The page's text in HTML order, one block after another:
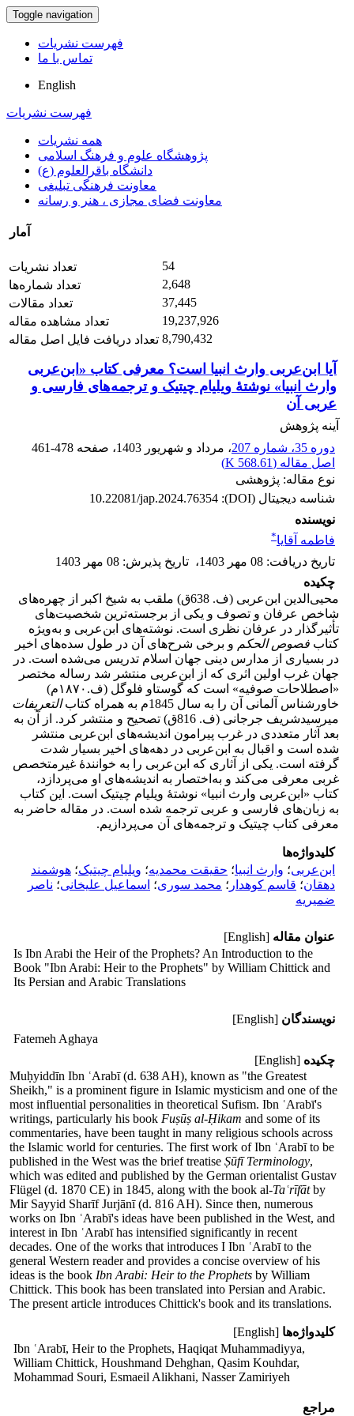
Toggle navigation
فهرست نشریات
تماس با ما
English
فهرست نشریات
همه نشریات
پژوهشگاه علوم و فرهنگ اسلامی
دانشگاه باقرالعلوم (ع)
معاونت فرهنگی تبلیغی
معاونت فضای مجازی ، هنر و رسانه
آمار
تعداد نشریات
54
تعداد شماره‌ها
2,648
تعداد مقالات
37,445
تعداد مشاهده مقاله
19,237,926
تعداد دریافت فایل اصل مقاله 8,790,432
آیا ابن‌عربی وارث انبیا است؟ معرفی کتاب «ابن‌عربی
وارث انبیا» نوشتۀ ویلیام چیتیک و ترجمه‌های فارسی و
عربی آن
آینه پژوهش
دوره 35، شماره 207
، مرداد و شهریور 1403 ، صفحه 461-478
اصل مقاله (568.61 K
)
نوع مقاله: پژوهشی
شناسه دیجیتال (DOI):
10.22081/jap.2024.76354
نویسنده
فاطمه آقایا*
تاریخ دریافت: 08 مهر 1403 ، تاریخ پذیرش: 08 مهر 1403
چکیده
محیی‌الدین ابن‌عربی
(ف. 638ق) ملقب به شیخ اکبر از چهره‌های
شاخص عرفان و تصوف و یکی از برجسته‌ترین شخصیت‌های
تأثیرگذار در عرفان نظری است. نوشته‌های ابن‌عربی و به‌ویژه
کتاب فصوص الحکم و برخی شرح‌های آن در طول سده‌های اخیر
در بسیاری از مدارس دینی جهان اسلام تدریس می‌شده است. در
جهان غرب اولین اثری که از ابن‌عربی منتشر شد رساله مختصر
«اصطلاحات صوفیه» است که گوستاو فلوگل (ف.۱۸۷۰م)
خاورشناس آلمانی آن را به سال 1845م به همراه کتاب
التعریفات
میرسیدشریف جرجانی (ف. 816ق) تصحیح و منتشر کرد. از آن به
بعد آثار متعددی در غرب پیرامون اندیشه‌های ابن‌عربی منتشر
شده است و اقبال به ابن‌عربی در دهه‌های اخیر بسیار شدت
گرفته است. یکی از آثاری که ابن‌عربی را به خوانندۀ غیرمتخصص
غربی معرفی می‌کند و به‌اختصار به اندیشه‌های او می‌پردازد،
کتاب «ابن‌عربی وارث انبیا» نوشتۀ ویلیام چیتیک است. این کتاب
به زبان‌های فارسی و عربی ترجمه شده است. در مقاله حاضر به
معرفی کتاب چیتیک و ترجمه‌های آن می‌پردازیم.
کلیدواژه‌ها
ابن‌عربی؛ وارث انبیا؛ حقیقت محمدیه؛ ویلیام چیتیک؛ هوشمند
دهقان؛ قاسم کوهدار ؛ محمد سوری؛ اسماعیل علیخانی؛ ناصر
ضمیریه
عنوان مقاله [English]
Is Ibn Arabi the Heir of the Prophets? An Introduction to the
Book "Ibn Arabi: Heir to the Prophets" by William Chittick and
Its Persian and Arabic Translations
نویسندگان [English]
Fatemeh Aghaya
چکیده [English]
Muḥyiddīn Ibn ʿArabī (d. 638 AH), known as "the Greatest
Sheikh," is a prominent figure in Islamic mysticism and one of the
most influential personalities in theoretical Sufism. Ibn ʿArabī's
writings, particularly his book Fuṣūṣ al-Ḥikam and some of its
commentaries, have been taught in many religious schools across
the Islamic world for centuries. The first work of Ibn ʿArabī to be
published in the West was the brief treatise Ṣūfī Terminology,
which was edited and published by the German orientalist Gustav
Flügel (d. 1870 CE) in 1845, along with the book al-Taʿrīfātby
Mir Sayyid Sharīf Jurjānī (d. 816 AH). Since then, numerous
works on Ibn ʿArabī's ideas have been published in the West, and
interest in Ibn ʿArabī has intensified significantly in recent
decades. One of the works that introduces I Ibn ʿArabī to the
general Western reader and provides a concise overview of his
ideas is the book Ibn Arabi: Heir to the Prophets by William
Chittick. This book has been translated into Persian and Arabic.
The present article introduces Chittick's book and its translations.
کلیدواژه‌ها [English]
Ibn ʿArabī, Heir to the Prophets, Haqiqat Muhammadiyya,
William Chittick, Houshmand Dehghan, Qasim Kouhdar,
Mohammad Souri, Esmaeil Alikhani, Nasser Zamiriyeh
مراجع